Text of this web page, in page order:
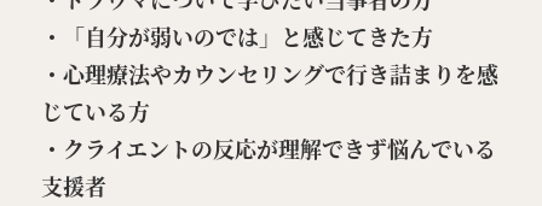
・「自分が弱いのでは」と感じてきた方
・心理療法やカウンセリングで行き詰まりを感
じている方
・クライエントの反応が理解できず悩んでいる
支援者